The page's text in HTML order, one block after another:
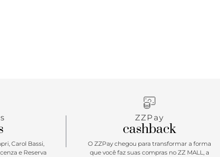
Carol Bassi,
e Reserva
ZZPay
cashback
O ZZPay chegou para transformar a forma
que você faz suas compras no ZZ MALL, a